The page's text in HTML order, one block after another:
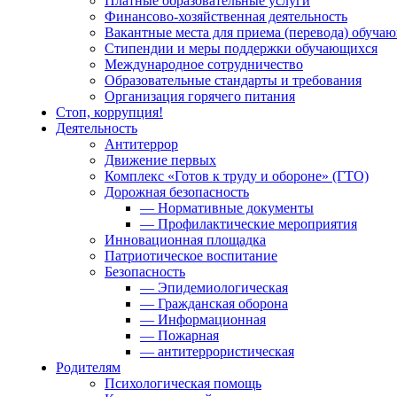
Финансово-хозяйственная деятельность
Вакантные места для приема (перевода)
Стипендии и меры поддержки обучающихся
Международное сотрудничество
Образовательные стандарты и требования
Организация горячего питания
Стоп, коррупция!
Деятельность
Антитеррор
Движение первых
Комплекс «Готов к труду и обороне» (ГТО)
Дорожная безопасность
— Нормативные документы
— Профилактические мероприятия
Инновационная площадка
Патриотическое воспитание
Безопасность
— Эпидемиологическая
— Гражданская оборона
— Информационная
— Пожарная
— антитеррористическая
Родителям
Психологическая помощь